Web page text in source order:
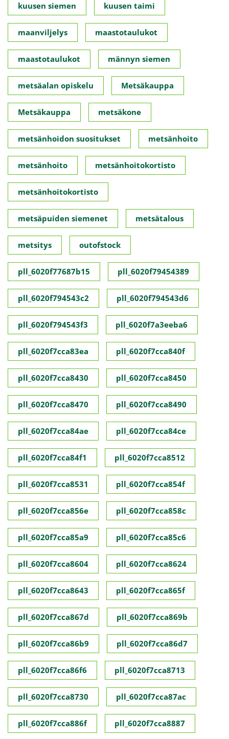
kuusen siemen kuusen taimi
maanviljelys maastotaulukot
maastotaulukot männyn siemen
metsäalan opiskelu Metsäkauppa
Metsäkauppa metsäkone
metsänhoidon suositukset metsänhoito
metsänhoito metsänhoitokortisto
metsänhoitokortisto
metsäpuiden siemenet metsätalous
metsitys outofstock
pll_6020f77687b15 pll_6020f79454389
pll_6020f794543c2 pll_6020f794543d6
pll_6020f794543f3 pll_6020f7a3eeba6
pll_6020f7cca83ea pll_6020f7cca840f
pll_6020f7cca8430 pll_6020f7cca8450
pll_6020f7cca8470 pll_6020f7cca8490
pll_6020f7cca84ae pll_6020f7cca84ce
pll_6020f7cca84f1 pll_6020f7cca8512
pll_6020f7cca8531 pll_6020f7cca854f
pll_6020f7cca856e pll_6020f7cca858c
pll_6020f7cca85a9 pll_6020f7cca85c6
pll_6020f7cca8604 pll_6020f7cca8624
pll_6020f7cca8643 pll_6020f7cca865f
pll_6020f7cca867d pll_6020f7cca869b
pll_6020f7cca86b9 pll_6020f7cca86d7
pll_6020f7cca86f6 pll_6020f7cca8713
pll_6020f7cca8730 pll_6020f7cca87ac
pll_6020f7cca886f pll_6020f7cca8887